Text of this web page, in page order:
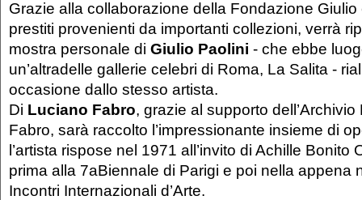
Grazie alla collaborazione della Fondazione
prestiti provenienti da importanti collezioni, verrà
mostra personale di Giulio Paolini - che ebbe
un’altradelle gallerie celebri di Roma, La Salita -
occasione dallo stesso artista.
Di Luciano Fabro, grazie al supporto
Fabro, sarà raccolto l’impressionante insieme di
l’artista rispose nel 1971 all’invito di Achille Bonito
prima alla 7aBiennale di Parigi e poi nella appena
Incontri Internazionali d’Arte.